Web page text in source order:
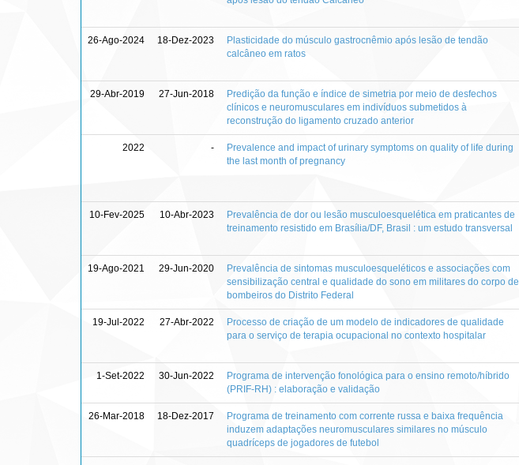
26-Ago-2024 18-Dez-2023
Plasticidade do músculo gastrocnêmio após lesão de tendão
calcâneo em ratos
29-Abr-2019 27-Jun-2018
Predição da função e índice de simetria por meio de desfechos
clínicos e neuromusculares em indivíduos submetidos à
reconstrução do ligamento cruzado anterior
2022 -
Prevalence and impact of urinary symptoms on quality of life during
the last month of pregnancy
10-Fev-2025 10-Abr-2023
Prevalência de dor ou lesão musculoesquelética em praticantes de
treinamento resistido em Brasília/DF, Brasil : um estudo transversal
19-Ago-2021 29-Jun-2020
Prevalência de sintomas musculoesqueléticos e associações com
sensibilização central e qualidade do sono em militares do corpo de
bombeiros do Distrito Federal
19-Jul-2022 27-Abr-2022
Processo de criação de um modelo de indicadores de qualidade
para o serviço de terapia ocupacional no contexto hospitalar
1-Set-2022 30-Jun-2022
Programa de intervenção fonológica para o ensino remoto/híbrido
(PRIF-RH) : elaboração e validação
26-Mar-2018 18-Dez-2017
Programa de treinamento com corrente russa e baixa frequência
induzem adaptações neuromusculares similares no músculo
quadríceps de jogadores de futebol